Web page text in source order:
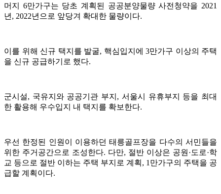
머지 6만가구는 당초 계획된 공공분양물량 사전청약을 2021
년, 2022년으로 앞당겨 확대한 물량이다.
이를 위해 신규 택지를 발굴, 핵심입지에 3만가구 이상의 주택
을 신규 공급하기로 했다.
군시설, 국유지와 공공기관 부지, 서울시 유휴부지 등을 최대
한 활용해 우수입지 내 택지를 확보한다.
우선 한정된 인원이 이용하던 태릉골프장을 다수의 서민들을
위한 주거공간으로 조성한다. 다만, 절반 이상은 공원·도로·학
교 등으로 절반 이하는 주택 부지로 계획, 1만가구의 주택을 공
급할 계획이다.